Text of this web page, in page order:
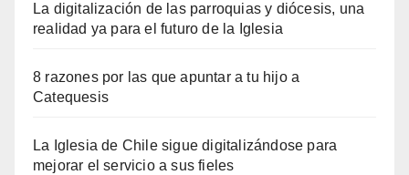
La digitalización de las parroquias y diócesis, una
realidad ya para el futuro de la Iglesia
8 razones por las que apuntar a tu hijo a
Catequesis
La Iglesia de Chile sigue digitalizándose para
mejorar el servicio a sus fieles